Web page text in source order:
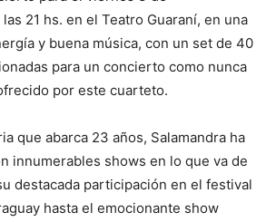
21 hs. en el Teatro Guaraní, en una
y buena música, con un set de 40
para un concierto como nunca
por este cuarteto.
que abarca 23 años, Salamandra ha
innumerables shows en lo que va de
destacada participación en el festival
hasta el emocionante show